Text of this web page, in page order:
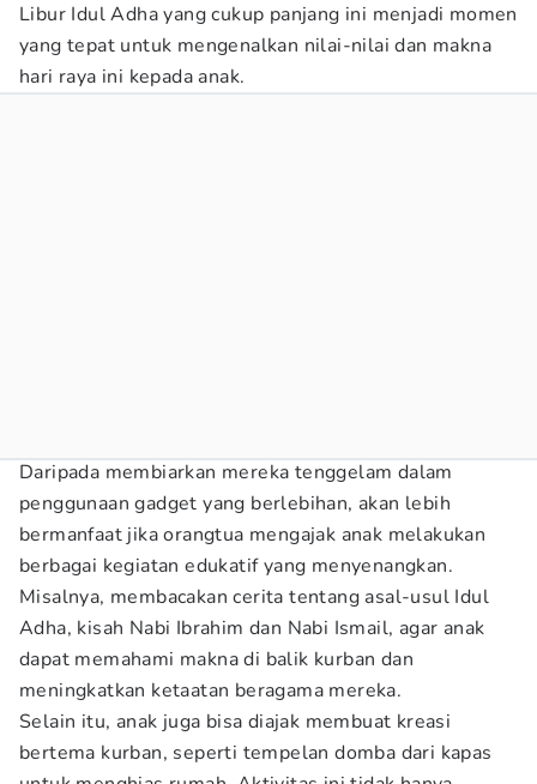
Libur Idul Adha yang cukup panjang ini menjadi momen
yang tepat untuk mengenalkan nilai-nilai dan makna
hari raya ini kepada anak.
Daripada membiarkan mereka tenggelam dalam
penggunaan gadget yang berlebihan, akan lebih
bermanfaat jika orangtua mengajak anak melakukan
berbagai kegiatan edukatif yang menyenangkan.
Misalnya, membacakan cerita tentang asal-usul Idul
Adha, kisah Nabi Ibrahim dan Nabi Ismail, agar anak
dapat memahami makna di balik kurban dan
meningkatkan ketaatan beragama mereka.
Selain itu, anak juga bisa diajak membuat kreasi
bertema kurban, seperti tempelan domba dari kapas